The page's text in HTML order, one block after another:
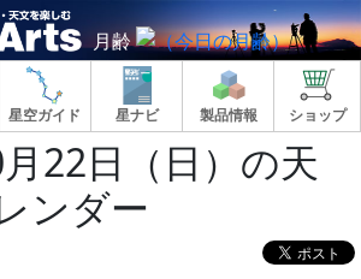
月齢
星空ガイド 星ナビ 製品情報 ショップ
22日（日）の天
ンダー